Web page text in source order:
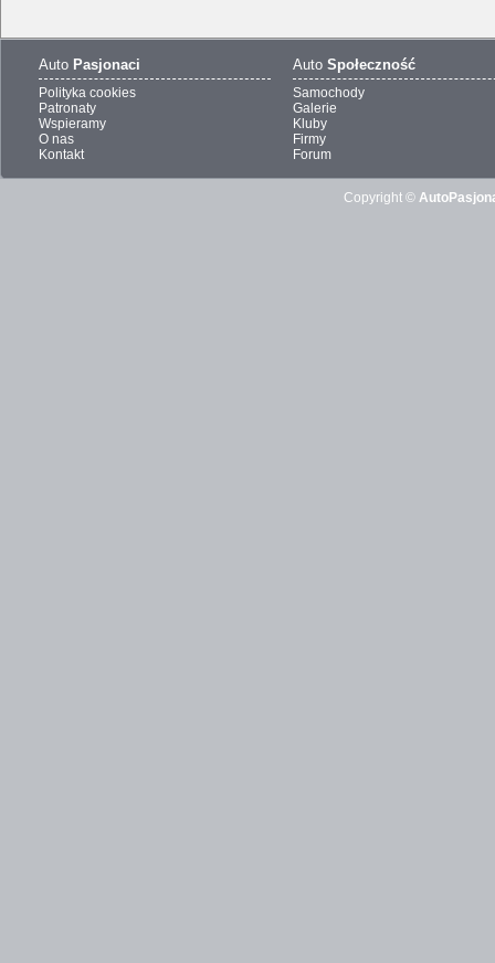
Auto Pasjonaci
Polityka cookies
Patronaty
Wspieramy
O nas
Kontakt
Auto Społeczność
Samochody
Galerie
Kluby
Firmy
Forum
Copyright ©